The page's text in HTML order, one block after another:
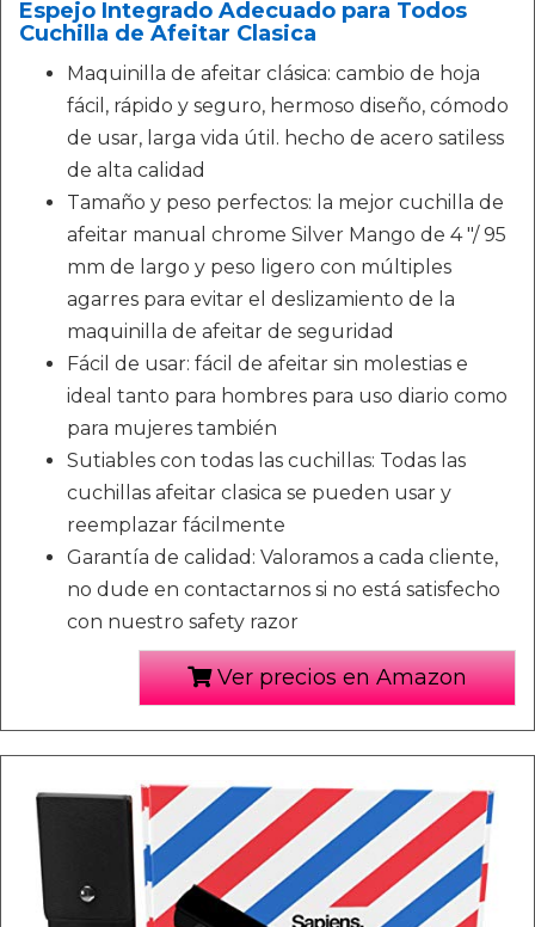
Espejo Integrado Adecuado para Todos
Cuchilla de Afeitar Clasica
Maquinilla de afeitar clásica: cambio de hoja
fácil, rápido y seguro, hermoso diseño, cómodo
de usar, larga vida útil. hecho de acero satiless
de alta calidad
Tamaño y peso perfectos: la mejor cuchilla de
afeitar manual chrome Silver Mango de 4 "/ 95
mm de largo y peso ligero con múltiples
agarres para evitar el deslizamiento de la
maquinilla de afeitar de seguridad
Fácil de usar: fácil de afeitar sin molestias e
ideal tanto para hombres para uso diario como
para mujeres también
Sutiables con todas las cuchillas: Todas las
cuchillas afeitar clasica se pueden usar y
reemplazar fácilmente
Garantía de calidad: Valoramos a cada cliente,
no dude en contactarnos si no está satisfecho
con nuestro safety razor
Ver precios en Amazon